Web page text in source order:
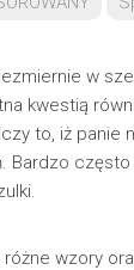
w
kwestią
to, iż panie
Bardzo często
wzory